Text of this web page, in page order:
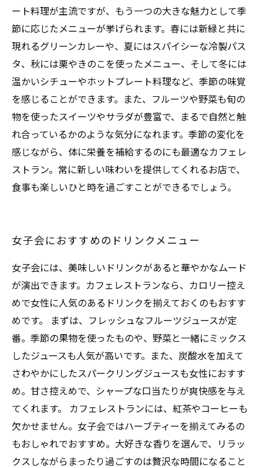
ート料理が主流ですが、もう一つの大きな魅力として季
節に応じたメニューが挙げられます。春には新緑と共に
現れるグリーンカレーや、夏にはスパイシーな冷製パス
タ、秋には栗やきのこを使ったメニュー、そして冬には
温かいシチューやホットプレート料理など、季節の味覚
を感じることができます。また、フルーツや野菜も旬の
物を使ったスイーツやサラダが豊富で、まるで自然と触
れ合っているかのような気分になれます。季節の変化を
感じながら、体に栄養を補給するのにも最適なカフェレ
ストラン。常に新しい味わいを提供してくれるお店で、
食事も楽しいひと時を過ごすことができるでしょう。
女子会におすすめのドリンクメニュー
女子会には、美味しいドリンクがあると華やかなムード
が演出できます。カフェレストランなら、カロリー控え
めで女性に人気のあるドリンクを揃えておくのもおすす
めです。 まずは、フレッシュなフルーツジュースが定
番。季節の果物を使ったものや、野菜と一緒にミックス
したジュースも人気が高いです。また、炭酸水を加えて
さわやかにしたスパークリングジュースも女性におすす
め。甘さ控えめで、シャープな口当たりが爽快感を与え
てくれます。 カフェレストランには、紅茶やコーヒーも
欠かせません。女子会ではハーブティーを揃えてみるの
もおしゃれでおすすめ。大好きな香りを選んで、リラッ
クスしながらまったり過ごすのは贅沢な時間になること